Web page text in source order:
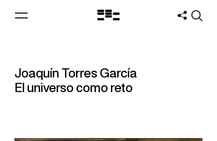
Logo
Joaquín Torres García
El universo como reto